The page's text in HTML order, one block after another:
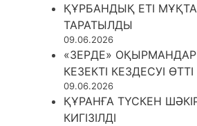
ҚҰРБАНДЫҚ ЕТІ
ТАРАТЫЛДЫ
09.06.2026
«ЗЕРДЕ»
КЕЗЕКТІ КЕЗДЕСУІ ӨТТІ
09.06.2026
ҚҰРАНҒА ТҮСКЕН
КИГІЗІЛДІ